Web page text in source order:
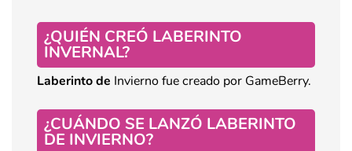
¿QUIÉN CREÓ LABERINTO
INVERNAL?
Laberinto de Invierno fue creado por GameBerry.
¿CUÁNDO SE LANZÓ LABERINTO
DE INVIERNO?